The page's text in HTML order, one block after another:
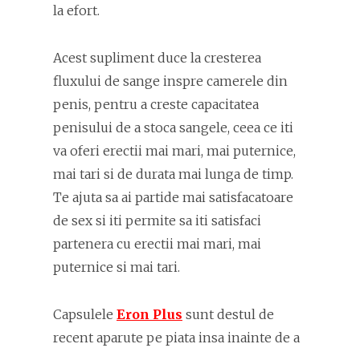
la efort.
Acest supliment duce la cresterea
fluxului de sange inspre camerele din
penis, pentru a creste capacitatea
penisului de a stoca sangele, ceea ce iti
va oferi erectii mai mari, mai puternice,
mai tari si de durata mai lunga de timp.
Te ajuta sa ai partide mai satisfacatoare
de sex si iti permite sa iti satisfaci
partenera cu erectii mai mari, mai
puternice si mai tari.
Capsulele Eron Plus sunt destul de
recent aparute pe piata insa inainte de a